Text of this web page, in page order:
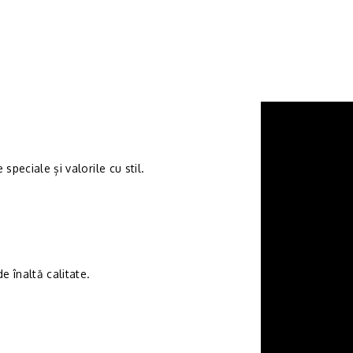
speciale și valorile cu stil.
înaltă calitate.